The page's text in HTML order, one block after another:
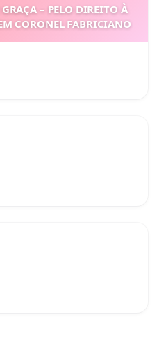
– PELO DIREITO À
CORONEL FABRICIANO